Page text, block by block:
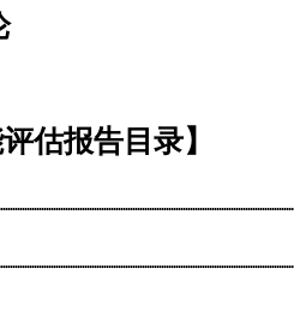
估报告目录】